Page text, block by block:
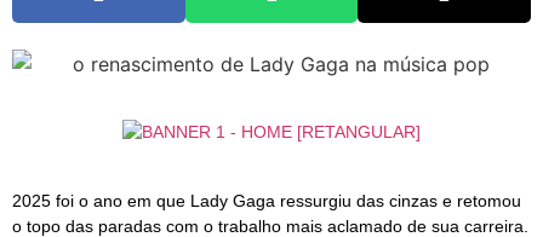
2025 foi o ano em que Lady Gaga ressurgiu das cinzas e retomou
o topo das paradas com o trabalho mais aclamado de sua carreira.